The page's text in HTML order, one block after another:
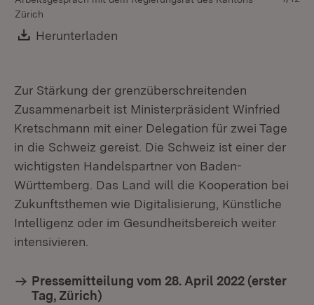
Zürich
Download:
Herunterladen
Zur Stärkung der grenzüberschreitenden
Zusammenarbeit ist Ministerpräsident Winfried
Kretschmann mit einer Delegation für zwei Tage
in die Schweiz gereist. Die Schweiz ist einer der
wichtigsten Handelspartner von Baden-
Württemberg. Das Land will die Kooperation bei
Zukunftsthemen wie Digitalisierung, Künstliche
Intelligenz oder im Gesundheitsbereich weiter
intensivieren.
Pressemitteilung vom 28. April 2022 (erster
Tag, Zürich)